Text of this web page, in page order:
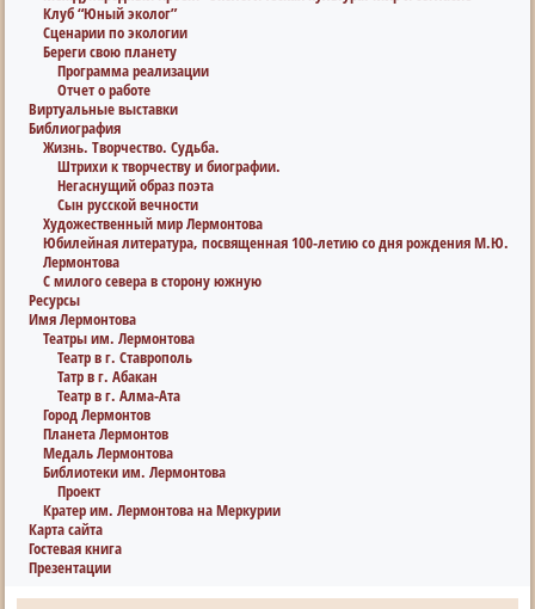
Клуб “Юный эколог”
Сценарии по экологии
Береги свою планету
Программа реализации
Отчет о работе
Виртуальные выставки
Библиография
Жизнь. Творчество. Судьба.
Штрихи к творчеству и биографии.
Негаснущий образ поэта
Сын русской вечности
Художественный мир Лермонтова
Юбилейная литература, посвященная 100-летию со дня рождения М.Ю.
Лермонтова
С милого севера в сторону южную
Ресурсы
Имя Лермонтова
Театры им. Лермонтова
Театр в г. Ставрополь
Татр в г. Абакан
Театр в г. Алма-Ата
Город Лермонтов
Планета Лермонтов
Медаль Лермонтова
Библиотеки им. Лермонтова
Проект
Кратер им. Лермонтова на Меркурии
Карта сайта
Гостевая книга
Презентации